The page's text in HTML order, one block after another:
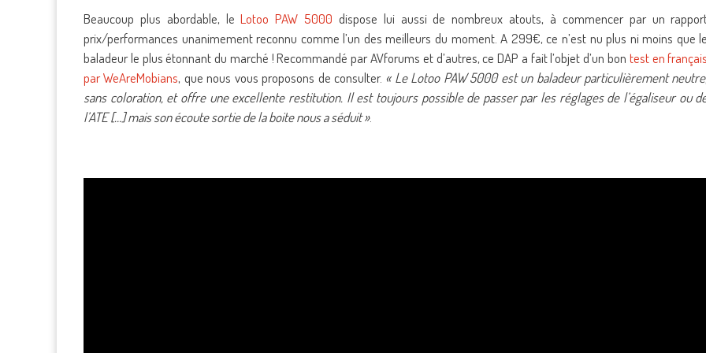
Beaucoup plus abordable, leLotoo PAW 5000 dispose lui aussi de nombreux atouts, à commencer par un
prix/performances unanimement reconnu comme l’un des meilleurs du moment. A 299€, ce n’est nu plus ni moins que le
baladeur le plus étonnant du marché ! Recommandé par AVforums et d’autres, ce DAP a fait l’objet d’un bon test en français
par WeAreMobians, que nous vous proposons de consulter. « Le Lotoo PAW 5000 est un baladeur particulièrement neutre,
sans coloration, et offre une excellente restitution. Il est toujours possible de passer par les réglages de l’égaliseur ou
l’ATE […] mais son écoute sortie de la boite nous a séduit ».